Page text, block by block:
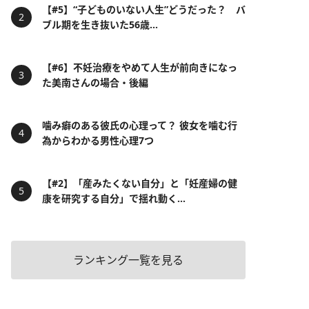
【#5】“子どものいない人生”どうだった？ バ
ブル期を生き抜いた56歳...
【#6】不妊治療をやめて人生が前向きになっ
た美南さんの場合・後編
噛み癖のある彼氏の心理って？ 彼女を噛む行
為からわかる男性心理7つ
【#2】「産みたくない自分」と「妊産婦の健
康を研究する自分」で揺れ動く...
ランキング一覧を見る